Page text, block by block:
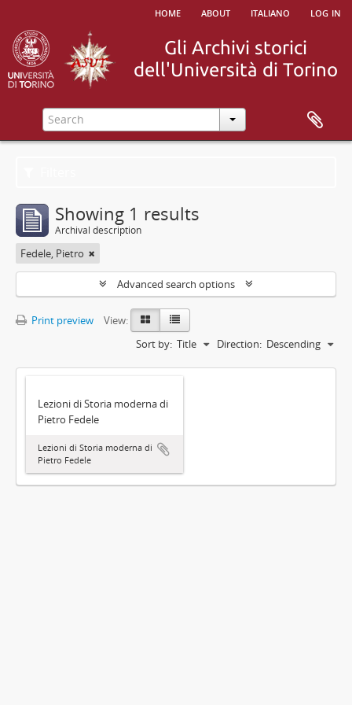
home about italiano log in
Showing 1 results
Archival description
Fedele, Pietro
Advanced search options
Print preview
View:
Sort by: Title Direction: Descending
Lezioni di Storia moderna di
Pietro Fedele
Lezioni di Storia moderna di
Pietro Fedele